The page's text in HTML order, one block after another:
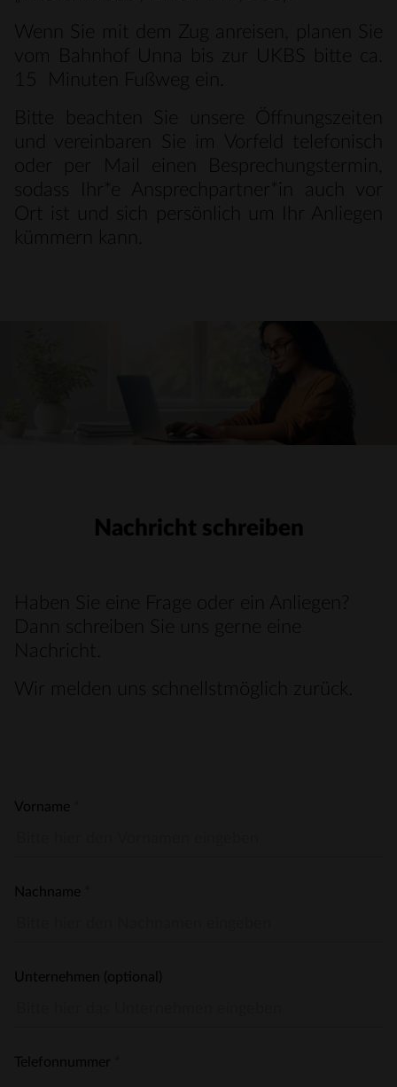
Wenn Sie mit dem Zug anreisen, planen Sie
vom Bahnhof Unna bis zur UKBS bitte ca.
15 Minuten Fußweg ein.
Bitte beachten Sie unsere Öffnungszeiten
und vereinbaren Sie im Vorfeld telefonisch
oder per Mail einen Besprechungstermin,
sodass Ihr*e Ansprechpartner*in auch vor
Ort ist und sich persönlich um Ihr Anliegen
kümmern kann.
Nachricht schreiben
Haben Sie eine Frage oder ein Anliegen?
Dann schreiben Sie uns gerne eine
Nachricht.
Wir melden uns schnellstmöglich zurück.
Vorname *
Nachname *
Unternehmen (optional)
Telefonnummer *